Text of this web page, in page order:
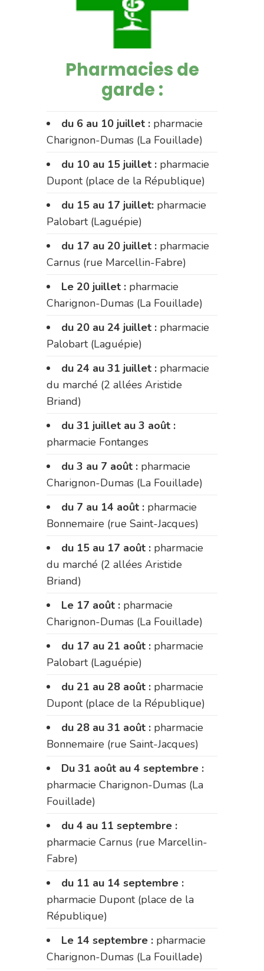
Pharmacies de
garde :
du 6 au 10 juillet : pharmacie
Charignon-Dumas (La Fouillade)
du 10 au 15 juillet : pharmacie
Dupont (place de la République)
du 15 au 17 juillet: pharmacie
Palobart (Laguépie)
du 17 au 20 juillet : pharmacie
Carnus (rue Marcellin-Fabre)
Le 20 juillet : pharmacie
Charignon-Dumas (La Fouillade)
du 20 au 24 juillet : pharmacie
Palobart (Laguépie)
du 24 au 31 juillet : pharmacie
du marché (2 allées Aristide
Briand)
du 31 juillet au 3 août :
pharmacie Fontanges
du 3 au 7 août : pharmacie
Charignon-Dumas (La Fouillade)
du 7 au 14 août : pharmacie
Bonnemaire (rue Saint-Jacques)
du 15 au 17 août : pharmacie
du marché (2 allées Aristide
Briand)
Le 17 août : pharmacie
Charignon-Dumas (La Fouillade)
du 17 au 21 août : pharmacie
Palobart (Laguépie)
du 21 au 28 août : pharmacie
Dupont (place de la République)
du 28 au 31 août : pharmacie
Bonnemaire (rue Saint-Jacques)
Du 31 août au 4 septembre :
pharmacie Charignon-Dumas (La
Fouillade)
du 4 au 11 septembre :
pharmacie Carnus (rue Marcellin-
Fabre)
du 11 au 14 septembre :
pharmacie Dupont (place de la
République)
Le 14 septembre : pharmacie
Charignon-Dumas (La Fouillade)